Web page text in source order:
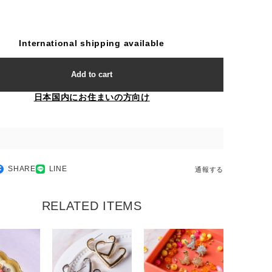
International shipping available
Add to cart
日本国内にお住まいの方向け
SHARE LINE 通報する
RELATED ITEMS